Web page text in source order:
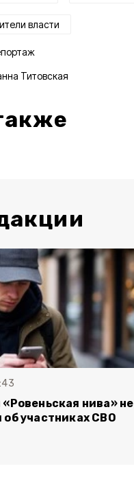
власти
Титовская
нива» не
участниках СВО